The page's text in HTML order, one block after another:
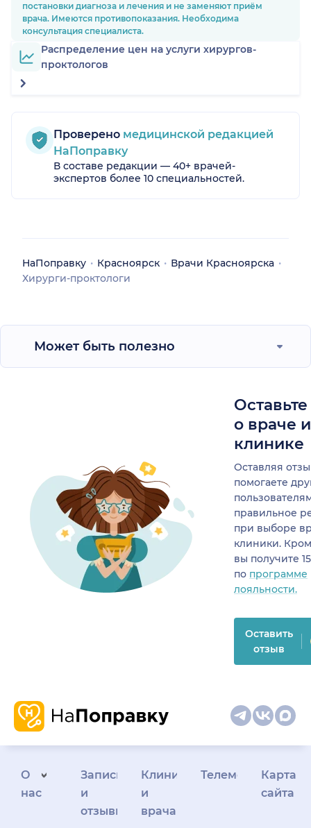
постановки диагноза и лечения и не заменяют приём
врача. Имеются противопоказания. Необходима
консультация специалиста.
Распределение цен на услуги хирургов-
проктологов
Проверено медицинской редакцией
НаПоправку
В составе редакции — 40+ врачей-
экспертов более 10 специальностей.
НаПоправку Красноярск
Врачи Красноярска
Хирурги-проктологи
Может быть полезно
о враче
клинике
Оставляя
помогаете
правильное
при выборе
клиники.
вы получите
по программе
лояльности.
Оставить
отзыв
О
нас
Запись
и
отзывы
Клиникам
и
врачам
Телемедицина
Карта
сайта